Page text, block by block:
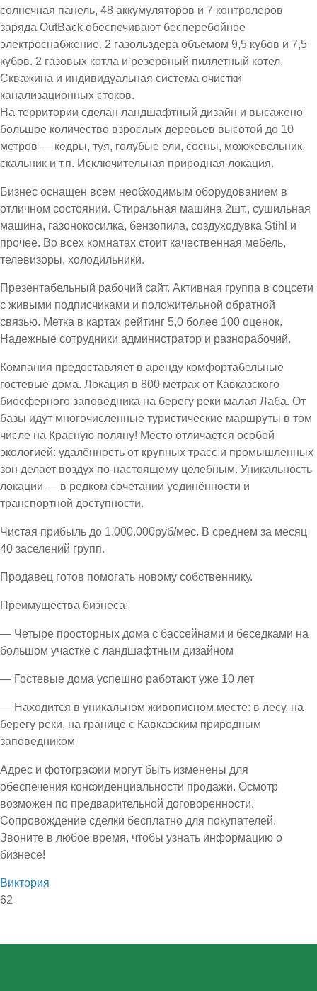
солнечная панель, 48 аккумуляторов и 7 контролеров
заряда OutBack обеспечивают бесперебойное
электроснабжение. 2 газольздера объемом 9,5 кубов и 7,5
кубов. 2 газовых котла и резервный пиллетный котел.
Скважина и индивидуальная система очистки
канализационных стоков.
На территории сделан ландшафтный дизайн и высажено
большое количество взрослых деревьев высотой до 10
метров — кедры, туя, голубые ели, сосны, можжевельник,
скальник и т.п. Исключительная природная локация.
Бизнес оснащен всем необходимым оборудованием в
отличном состоянии. Стиральная машина 2шт., сушильная
машина, газонокосилка, бензопила, создуходувка Stihl и
прочее. Во всех комнатах стоит качественная мебель,
телевизоры, холодильники.
Презентабельный рабочий сайт. Активная группа в соцсети
с живыми подписчиками и положительной обратной
связью. Метка в картах рейтинг 5,0 более 100 оценок.
Надежные сотрудники администратор и разнорабочий.
Компания предоставляет в аренду комфортабельные
гостевые дома. Локация в 800 метрах от Кавказского
биосферного заповедника на берегу реки малая Лаба. От
базы идут многочисленные туристические маршруты в том
числе на Красную поляну! Место отличается особой
экологией: удалённость от крупных трасс и промышленных
зон делает воздух по-настоящему целебным. Уникальность
локации — в редком сочетании уединённости и
транспортной доступности.
Чистая прибыль до 1.000.000руб/мес. В среднем за месяц
40 заселений групп.
Продавец готов помогать новому собственнику.
Преимущества бизнеса:
— Четыре просторных дома с бассейнами и беседками на
большом участке с ландшафтным дизайном
— Гостевые дома успешно работают уже 10 лет
— Находится в уникальном живописном месте: в лесу, на
берегу реки, на границе с Кавказским природным
заповедником
Адрес и фотографии могут быть изменены для
обеспечения конфиденциальности продажи. Осмотр
возможен по предварительной договоренности.
Сопровождение сделки бесплатно для покупателей.
Звоните в любое время, чтобы узнать информацию о
бизнесе!
Виктория
62